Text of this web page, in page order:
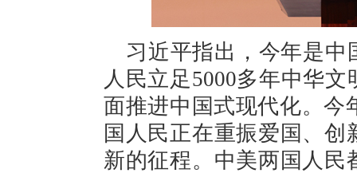
习近平指出，今年是中
人民立足5000多年中华
面推进中国式现代化。今
国人民正在重振爱国、
新的征程。中美两国人民